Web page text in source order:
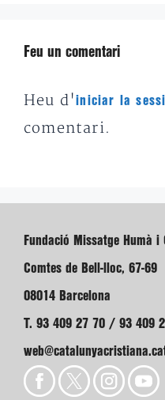
Feu un comentari
Heu d'iniciar la
comentari.
Fundació Missatge Humà i
Comtes de Bell-lloc, 67-69
08014 Barcelona
T. 93 409 27 70 / 93 409